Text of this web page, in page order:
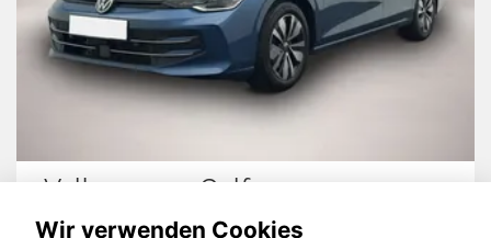
Volkswagen Golf
Wir verwenden Cookies